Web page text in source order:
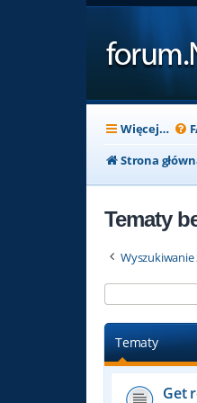
Więcej…
Strona
Tematy
Tematy
Get